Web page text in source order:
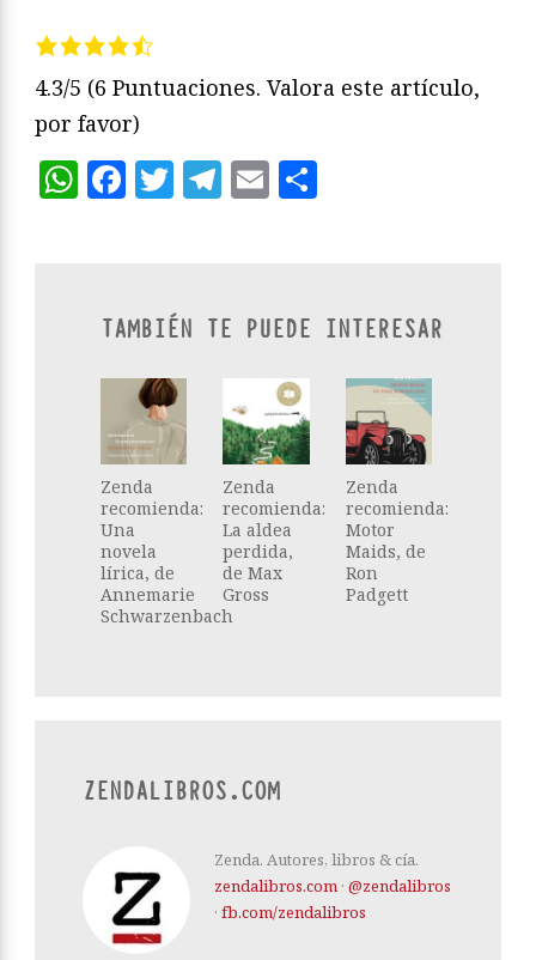
4.3/5 (6 Puntuaciones. Valora este artículo,
por favor)
WhatsApp
Facebook
Twitter
Telegram
Email
TAMBIÉN TE PUEDE INTERESAR
Zenda
recomienda:
Una
novela
lírica, de
Annemarie
Schwarzenbach
Zenda
recomienda:
La aldea
perdida,
de Max
Gross
Zenda
recomienda:
Motor
Maids, de
Ron
Padgett
ZENDALIBROS.COM
Zenda. Autores, libros & cía.
zendalibros.com · @zendalibros
· fb.com/zendalibros